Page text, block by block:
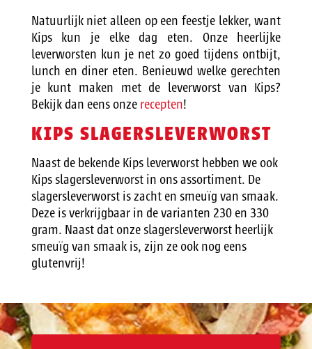
Natuurlijk niet alleen op een feestje lekker, want
Kips kun je elke dag eten. Onze heerlijke
leverworsten kun je net zo goed tijdens ontbijt,
lunch en diner eten. Benieuwd welke gerechten
je kunt maken met de leverworst van Kips?
Bekijk dan eens onze recepten!
KIPS SLAGERSLEVERWORST
Naast de bekende Kips leverworst hebben we ook
Kips slagersleverworst in ons assortiment. De
slagersleverworst is zacht en smeuïg van smaak.
Deze is verkrijgbaar in de varianten 230 en 330
gram. Naast dat onze slagersleverworst heerlijk
smeuïg van smaak is, zijn ze ook nog eens
glutenvrij!